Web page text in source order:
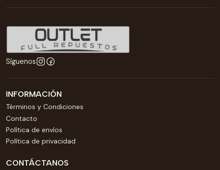
Síguenos
INFORMACIÓN
Términos y Condiciones
Contacto
Política de envíos
Política de privacidad
CONTÁCTANOS